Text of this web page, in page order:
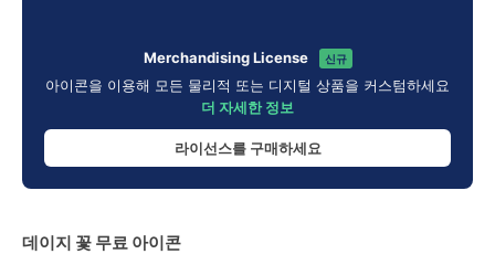
Merchandising License 신규
아이콘을 이용해 모든 물리적 또는 디지털 상품을 커스텀하세요
더 자세한 정보
라이선스를 구매하세요
데이지 꽃 무료 아이콘